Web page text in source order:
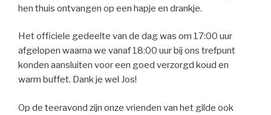
hen thuis ontvangen op een hapje en drankje.
Het officiele gedeelte van de dag was om 17:00 uur
afgelopen waarna we vanaf 18:00 uur bij ons trefpunt
konden aansluiten voor een goed verzorgd koud en
warm buffet. Dank je wel Jos!
Op de teeravond zijn onze vrienden van het gilde ook